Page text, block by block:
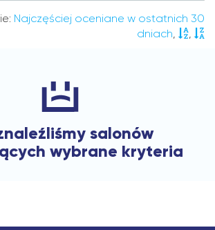
Najczęściej oceniane w ostatnich 30
dniach, ,
salonów
wybrane kryteria